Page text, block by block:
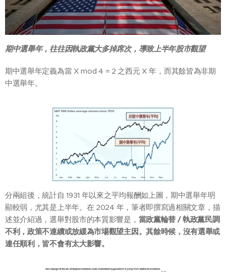
期中選舉年，往往因執政黨大多掉席次，導致上半年股市觀望
期中選舉年定義為當 X mod 4 = 2 之西元 X 年，而其餘皆為非期
中選舉年。
分兩組後，統計自 1931 年以來之平均報酬如上圖，期中選舉年明
顯較弱，尤其是上半年。在 2024 年，筆者即撰寫過相關文章，描
述並介紹過，選舉對股市的本質影響是， 當政黨輪替 / 執政黨民調
不利，政策不連續或放緩為市場觀望主因。其餘時候，沒有選舉或
連任順利，皆不會有太大影響。